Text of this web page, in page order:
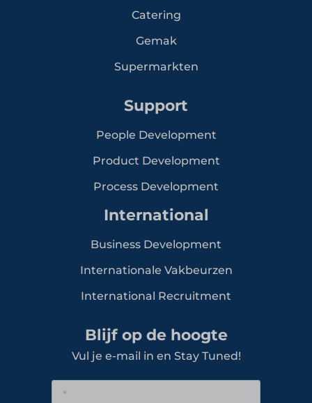
Catering
Gemak
Supermarkten
Support
People Development
Product Development
Process Development
International
Business Development
Internationale Vakbeurzen
International Recruitment
Blijf op de hoogte
Vul je e-mail in en Stay Tuned!